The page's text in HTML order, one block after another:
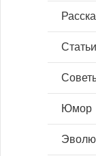
Статьи
Юмор